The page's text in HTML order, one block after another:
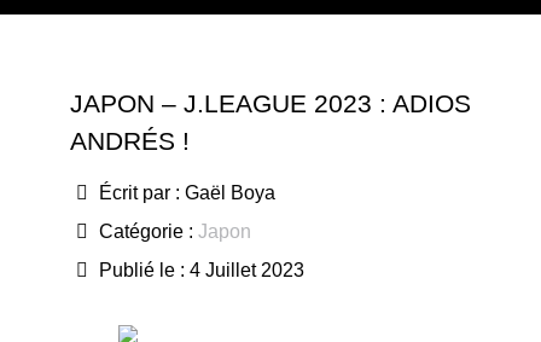
JAPON – J.LEAGUE 2023 : ADIOS
ANDRÉS !
Écrit par : Gaël Boya
Catégorie : Japon
Publié le : 4 Juillet 2023